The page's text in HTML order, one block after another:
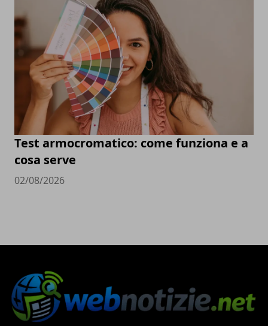
Test armocromatico: come funziona e a
cosa serve
02/08/2026